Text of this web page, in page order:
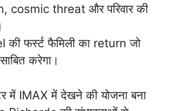
cosmic threat और परिवार की
फर्स्ट फैमिली का return जो
करेगा।
में IMAX में देखने की योजना बना